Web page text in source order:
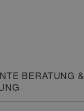
BERATUNG &